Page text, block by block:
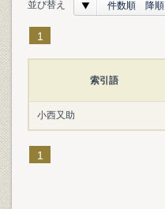
並び替え 件数順 降順
1
索引語
小西又助
1